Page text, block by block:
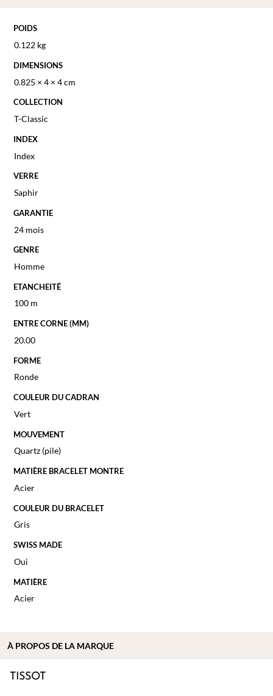
POIDS
0.122 kg
DIMENSIONS
0.825 × 4 × 4 cm
COLLECTION
T-Classic
INDEX
Index
VERRE
Saphir
GARANTIE
24 mois
GENRE
Homme
ETANCHEITÉ
100 m
ENTRE CORNE (MM)
20.00
FORME
Ronde
COULEUR DU CADRAN
Vert
MOUVEMENT
Quartz (pile)
MATIÈRE BRACELET MONTRE
Acier
COULEUR DU BRACELET
Gris
SWISS MADE
Oui
MATIÈRE
Acier
TISSOT
À PROPOS DE LA MARQUE